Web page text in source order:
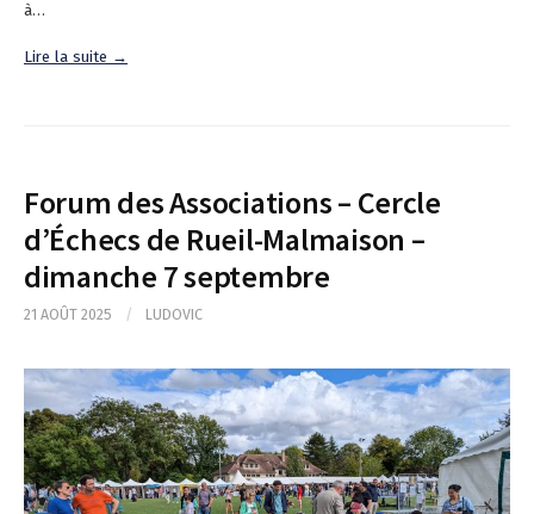
à…
Lire la suite →
Forum des Associations – Cercle
d’Échecs de Rueil-Malmaison –
dimanche 7 septembre
21 AOÛT 2025 / LUDOVIC